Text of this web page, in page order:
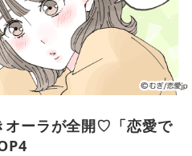
オーラが全開♡「恋愛で